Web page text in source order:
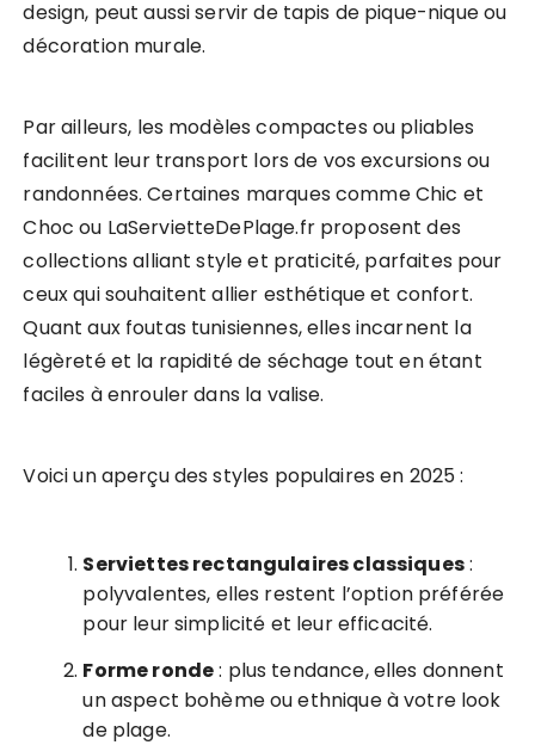
design, peut aussi servir de tapis de pique-nique ou
décoration murale.
Par ailleurs, les modèles compactes ou pliables
facilitent leur transport lors de vos excursions ou
randonnées. Certaines marques comme Chic et
Choc ou LaServietteDePlage.fr proposent des
collections alliant style et praticité, parfaites pour
ceux qui souhaitent allier esthétique et confort.
Quant aux foutas tunisiennes, elles incarnent la
légèreté et la rapidité de séchage tout en étant
faciles à enrouler dans la valise.
Voici un aperçu des styles populaires en 2025 :
Serviettes rectangulaires classiques:
polyvalentes, elles restent l’option préférée
pour leur simplicité et leur efficacité.
Forme ronde: plus tendance, elles donnent
un aspect bohème ou ethnique à votre look
de plage.